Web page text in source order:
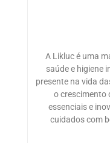
A Likluc é uma
saúde e higiene
presente na vida
o crescimento
essenciais e
cuidados com